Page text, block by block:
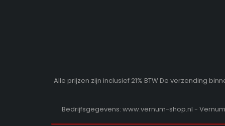
Alle prijzen zijn inclusief 21% BTW De verzending
Bedrijfsgegevens: www.vernum-shop.nl - Vernum